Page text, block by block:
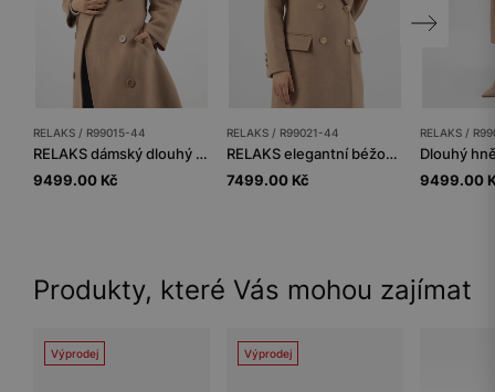
RELAKS / R99015-44
RELAKS dámský dlouhý kabát v béžové barvě
9499.00 Kč
RELAKS / R99021-44
RELAKS elegantní béžový dámský kabát se zlatými knoflíky
7499.00 Kč
RELAKS /
9499.00
Produkty, které Vás mohou zajímat
Výprodej Výprodej